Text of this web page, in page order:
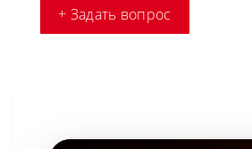
+ Задать вопрос